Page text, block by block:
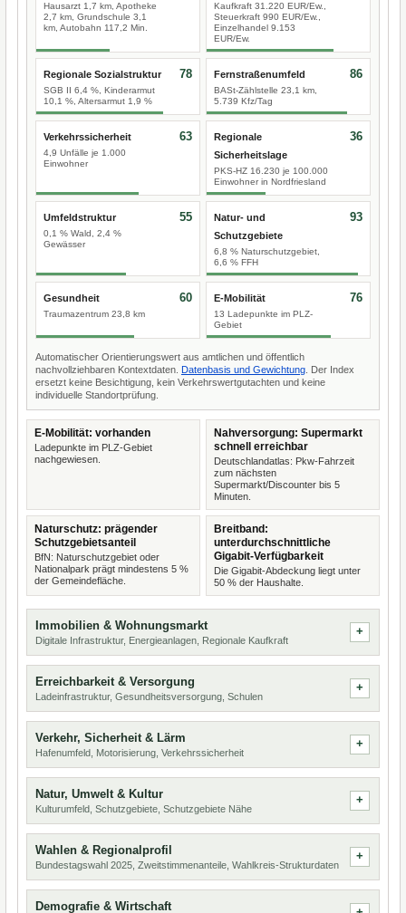
Hausarzt 1,7 km, Apotheke
2,7 km, Grundschule 3,1
km, Autobahn 117,2 Min.
Kaufkraft 31.220 EUR/Ew.,
Steuerkraft 990 EUR/Ew.,
Einzelhandel 9.153
EUR/Ew.
Regionale Sozialstruktur
SGB II 6,4 %, Kinderarmut
10,1 %, Altersarmut 1,9 %
78 Fernstraßenumfeld
BASt-Zählstelle 23,1 km,
5.739 Kfz/Tag
86
Verkehrssicherheit
4,9 Unfälle je 1.000
Einwohner
63
Regionale
Sicherheitslage
PKS-HZ 16.230 je 100.000
Einwohner in Nordfriesland
36
Umfeldstruktur
0,1 % Wald, 2,4 %
Gewässer
55
Natur- und
Schutzgebiete
6,8 % Naturschutzgebiet,
6,6 % FFH
93
Gesundheit
Traumazentrum 23,8 km
60 E-Mobilität
13 Ladepunkte im PLZ-
Gebiet
76
Automatischer Orientierungswert aus amtlichen und öffentlich
nachvollziehbaren Kontextdaten. Datenbasis und Gewichtung . Der Index
ersetzt keine Besichtigung, kein Verkehrswertgutachten und keine
individuelle Standortprüfung.
E-Mobilität: vorhanden
Ladepunkte im PLZ-Gebiet
nachgewiesen.
Nahversorgung: Supermarkt
schnell erreichbar
Deutschlandatlas: Pkw-Fahrzeit
zum nächsten
Supermarkt/Discounter bis 5
Minuten.
Naturschutz: prägender
Schutzgebietsanteil
BfN: Naturschutzgebiet oder
Nationalpark prägt mindestens 5 %
der Gemeindefläche.
Breitband:
unterdurchschnittliche
Gigabit-Verfügbarkeit
Die Gigabit-Abdeckung liegt unter
50 % der Haushalte.
Immobilien & Wohnungsmarkt
Digitale Infrastruktur, Energieanlagen, Regionale Kaufkraft
Erreichbarkeit & Versorgung
Ladeinfrastruktur, Gesundheitsversorgung, Schulen
Verkehr, Sicherheit & Lärm
Hafenumfeld, Motorisierung, Verkehrssicherheit
Natur, Umwelt & Kultur
Kulturumfeld, Schutzgebiete, Schutzgebiete Nähe
Wahlen & Regionalprofil
Bundestagswahl 2025, Zweitstimmenanteile, Wahlkreis-Strukturdaten
Demografie & Wirtschaft